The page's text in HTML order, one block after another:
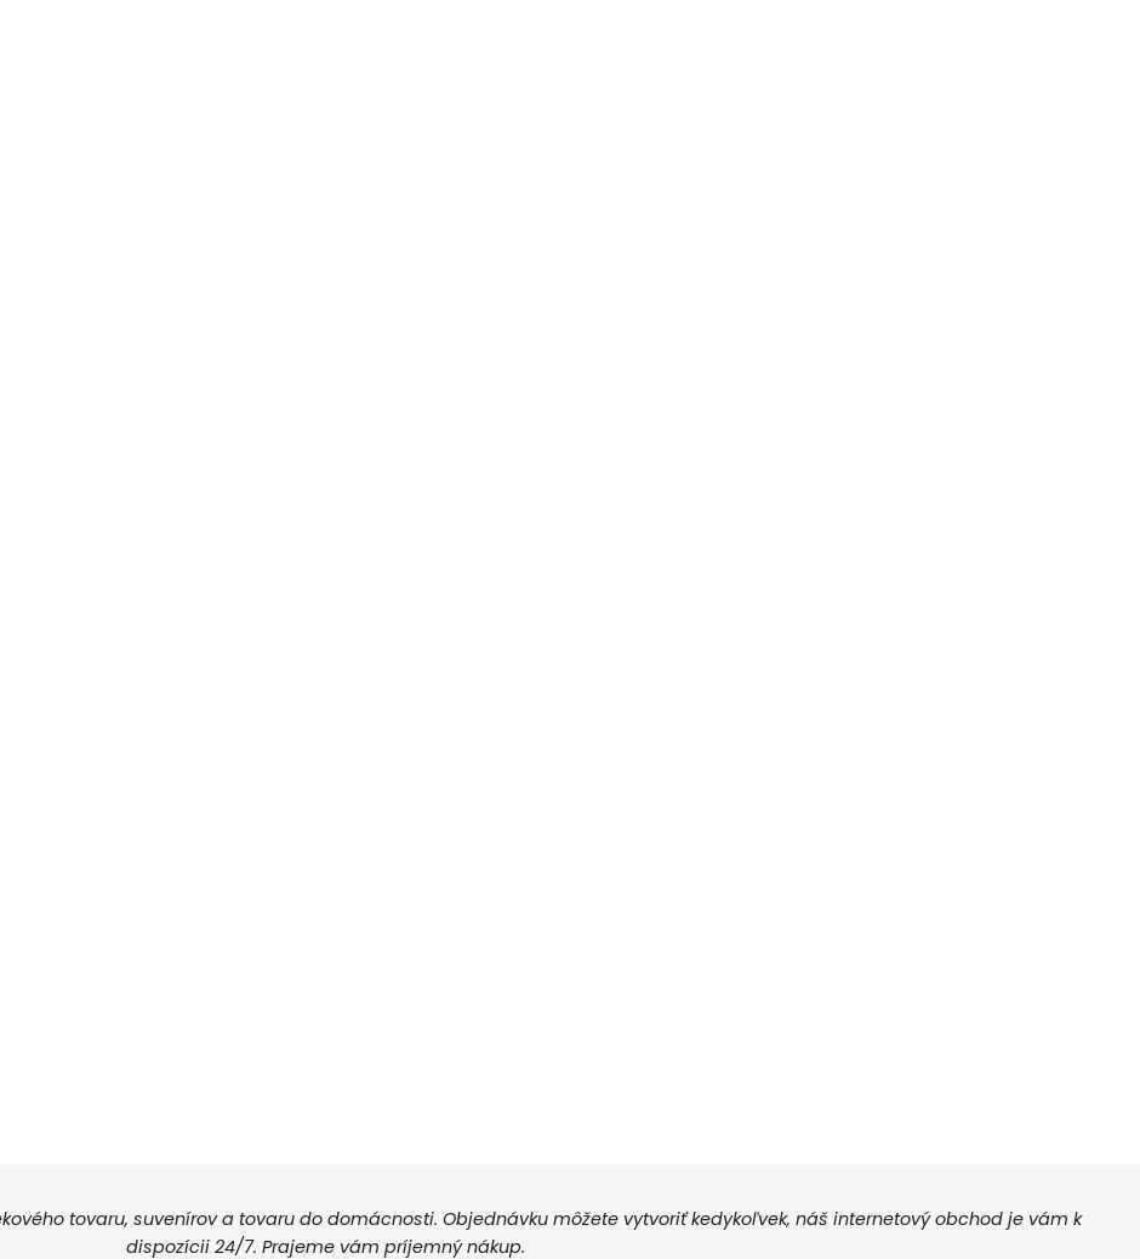
tovaru, suvenírov a tovaru do domácnosti. Objednávku môžete vytvoriť kedykoľvek, náš internetový obchod je vám k
dispozícii 24/7. Prajeme vám príjemný nákup.